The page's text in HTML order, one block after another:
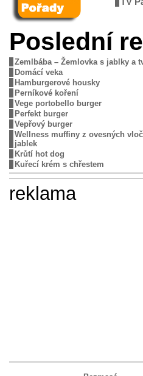
Poslední
Zemlbába – Žemlovka s jablky a
Domácí veka
Hamburgerové housky
Perníkové koření
Vege portobello burger
Perfekt burger
Vepřový burger
Wellness muffiny z ovesných
jablek
Krůtí hot dog
Kuřecí krém s chřestem
reklama